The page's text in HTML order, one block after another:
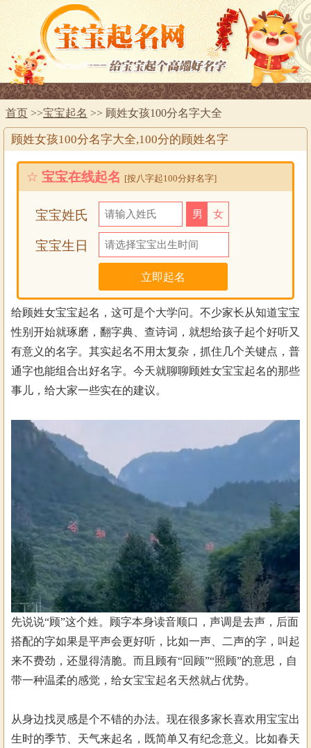
首页 >>宝宝起名 >> 顾姓女孩100分名字大全
顾姓女孩100分名字大全,100分的顾姓名字
☆ 宝宝在线起名 [按八字起100分好名字]
宝宝姓氏 男 女
宝宝生日
给顾姓女宝宝起名，这可是个大学问。不少家长从知道宝宝
性别开始就琢磨，翻字典、查诗词，就想给孩子起个好听又
有意义的名字。其实起名不用太复杂，抓住几个关键点，普
通字也能组合出好名字。今天就聊聊顾姓女宝宝起名的那些
事儿，给大家一些实在的建议。
先说说“顾”这个姓。顾字本身读音顺口，声调是去声，后面
搭配的字如果是平声会更好听，比如一声、二声的字，叫起
来不费劲，还显得清脆。而且顾有“回顾”“照顾”的意思，自
带一种温柔的感觉，给女宝宝起名天然就占优势。
从身边找灵感是个不错的办法。现在很多家长喜欢用宝宝出
生时的季节、天气来起名，既简单又有纪念意义。比如春天